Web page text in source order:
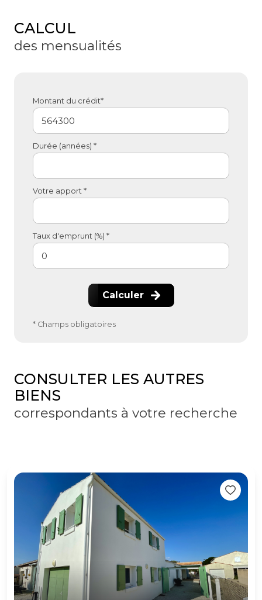
CALCUL
des mensualités
Montant du crédit*
Durée (années) *
Votre apport *
Taux d'emprunt (%) *
Calculer
* Champs obligatoires
CONSULTER LES AUTRES
BIENS
correspondants à votre recherche